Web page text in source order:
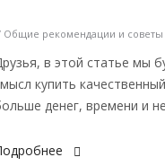
Общие рекомендации и советы
в этой статье мы
купить
денег, времени и